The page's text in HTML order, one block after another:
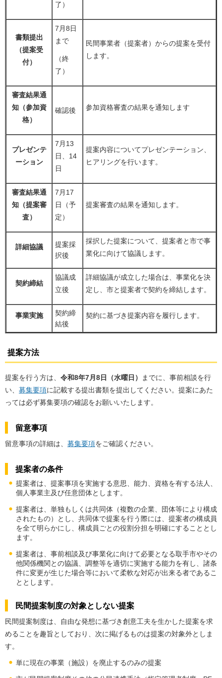
了）
書類提出
（提案受
付）
7月8日
まで
（終
了）
民間事業者（提案者）からの提案を受付
します。
審査結果通
知（参加資
格）
確認後 参加資格審査の結果を通知します
プレゼンテ
ーション
7月13
日、14
日
提案内容についてプレゼンテーション、
ヒアリングを行います。
審査結果通
知（提案審
査）
7月17
日（予
定）
提案審査の結果を通知します。
詳細協議
提案採
択後
採択した提案について、提案者と市で事
業化に向けて協議します。
契約締結
協議成
立後
詳細協議が成立した場合は、事業化を決
定し、市と提案者で契約を締結します。
事業実施
契約締
結後
契約に基づき提案内容を履行します。
提案方法
提案を行う方は、 令和8年7月8日（水曜日）
までに、事前相談を行
い、 募集要項に記載する提出書類を提出してください。提案にあた
っては必ず募集要項の確認をお願いいたします。
留意事項
留意事項の詳細は、 募集要項をご確認ください。
提案者の条件
提案者は、提案事項を実施する意思、能力、資格を有する法人、
個人事業主及び任意団体とします。
提案者は、単独もしくは共同体（複数の企業、団体等により構成
されたもの）とし、共同体で提案を行う際には、提案者の構成員
を全て明らかにし、構成員ごとの役割分担を明確にすることとし
ます。
提案者は、事前相談及び事業化に向けて必要となる取手市やその
他関係機関との協議、調整等を適切に実施する能力を有し、諸条
件に変更が生じた場合等において柔軟な対応が出来る者であるこ
ととします。
民間提案制度の対象としない提案
民間提案制度は、自由な発想に基づき創意工夫を生かした提案を求
めることを趣旨としており、次に掲げるものは提案の対象外としま
す。
単に現在の事業（施設）を廃止するのみの提案